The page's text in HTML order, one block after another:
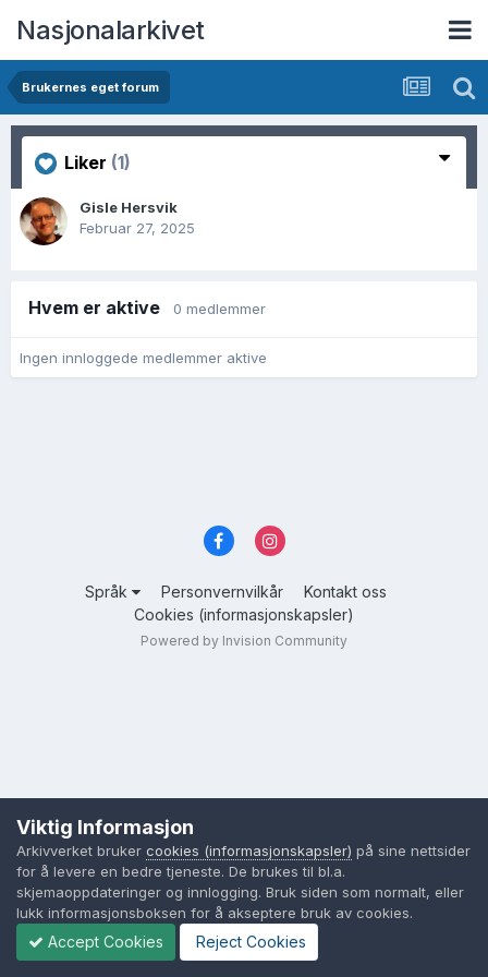
Nasjonalarkivet
Brukernes eget forum
Liker (1)
Gisle Hersvik
Februar 27, 2025
Hvem er aktive 0 medlemmer
Ingen innloggede medlemmer aktive
Språk Personvernvilkår
Kontakt oss
Cookies (informasjonskapsler)
Powered by Invision Community
Viktig Informasjon
Arkivverket bruker cookies (informasjonskapsler) på sine nettsider
for å levere en bedre tjeneste. De brukes til bl.a.
skjemaoppdateringer og innlogging. Bruk siden som normalt, eller
lukk informasjonsboksen for å akseptere bruk av cookies.
Accept Cookies Reject Cookies